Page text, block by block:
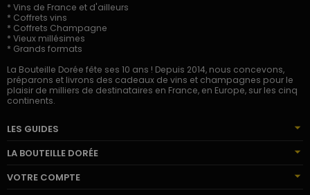
* Vins de France et d'ailleurs
* Coffrets vins
* Coffrets Champagne
* Vieux millésimes
* Grands formats
La Bouteille Dorée fête ses 10 ans ! Depuis 2014, nous concevons,
préparons et livrons des cadeaux de vins et champagnes pour le
plaisir de milliers de destinataires en France, en Europe, sur les cinq
continents.
LES GUIDES
LA BOUTEILLE DORÉE
VOTRE COMPTE